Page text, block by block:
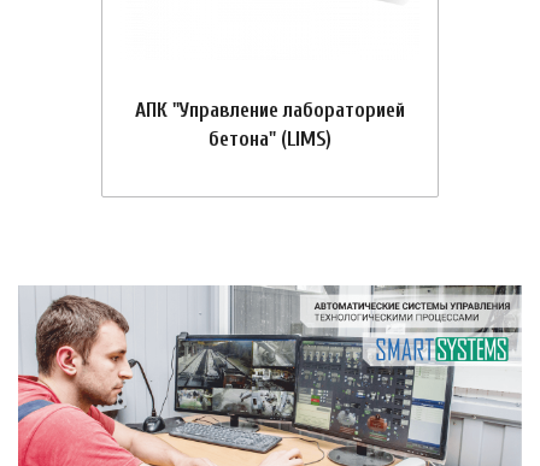
АПК "Управление лабораторией
бетона" (LIMS)